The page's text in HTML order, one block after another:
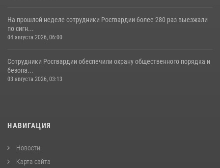
На прошлой неделе сотрудники Росгвардии более 280 раз выезжали
по сигн...
04 августа 2026, 06:00
Сотрудники Росгвардии обеспечили охрану общественного порядка и
безопа...
03 августа 2026, 03:13
НАВИГАЦИЯ
Новости
Карта сайта